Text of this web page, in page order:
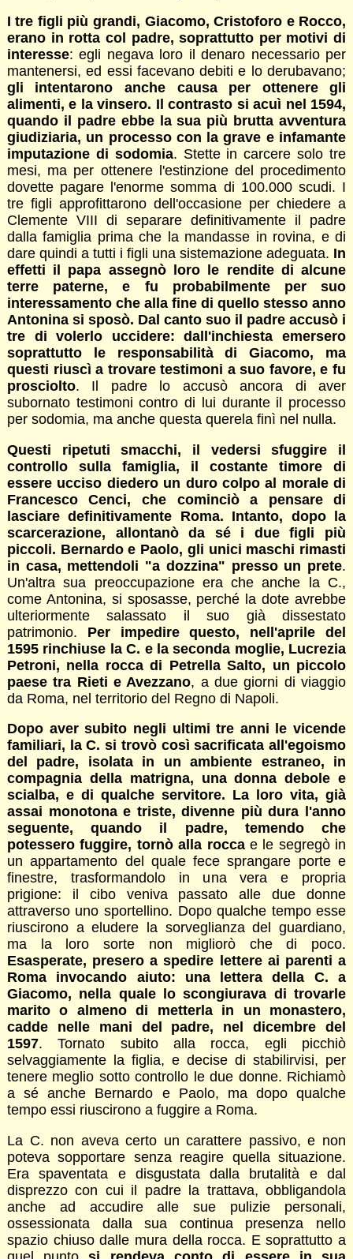
I tre figli più grandi, Giacomo, Cristoforo e Rocco,
erano in rotta col padre, soprattutto per motivi di
interesse: egli negava loro il denaro necessario per
mantenersi, ed essi facevano debiti e lo derubavano;
gli intentarono anche causa per ottenere gli
alimenti, e la vinsero. Il contrasto si acuì nel 1594,
quando il padre ebbe la sua più brutta avventura
giudiziaria, un processo con la grave e infamante
imputazione di sodomia. Stette in carcere solo tre
mesi, ma per ottenere l'estinzione del procedimento
dovette pagare l'enorme somma di 100.000 scudi. I
tre figli approfittarono dell'occasione per chiedere a
Clemente VIII di separare definitivamente il padre
dalla famiglia prima che la mandasse in rovina, e di
dare quindi a tutti i figli una sistemazione adeguata. In
effetti il papa assegnò loro le rendite di alcune
terre paterne, e fu probabilmente per suo
interessamento che alla fine di quello stesso anno
Antonina si sposò. Dal canto suo il padre accusò i
tre di volerlo uccidere: dall'inchiesta emersero
soprattutto le responsabilità di Giacomo, ma
questi riuscì a trovare testimoni a suo favore, e fu
prosciolto. Il padre lo accusò ancora di aver
subornato testimoni contro di lui durante il processo
per sodomia, ma anche questa querela finì nel nulla.
Questi ripetuti smacchi, il vedersi sfuggire il
controllo sulla famiglia, il costante timore di
essere ucciso diedero un duro colpo al morale di
Francesco Cenci, che cominciò a pensare di
lasciare definitivamente Roma. Intanto, dopo la
scarcerazione, allontanò da sé i due figli più
piccoli. Bernardo e Paolo, gli unici maschi rimasti
in casa, mettendoli "a dozzina" presso un prete.
Un'altra sua preoccupazione era che anche la C.,
come Antonina, si sposasse, perché la dote avrebbe
ulteriormente salassato il suo già dissestato
patrimonio. Per impedire questo, nell'aprile del
1595 rinchiuse la C. e la seconda moglie, Lucrezia
Petroni, nella rocca di Petrella Salto, un piccolo
paese tra Rieti e Avezzano, a due giorni di viaggio
da Roma, nel territorio del Regno di Napoli.
Dopo aver subito negli ultimi tre anni le vicende
familiari, la C. si trovò così sacrificata all'egoismo
del padre, isolata in un ambiente estraneo, in
compagnia della matrigna, una donna debole e
scialba, e di qualche servitore. La loro vita, già
assai monotona e triste, divenne più dura l'anno
seguente, quando il padre, temendo che
potessero fuggire, tornò alla roccae le segregò in
un appartamento del quale fece sprangare porte e
finestre, trasformandolo in una vera e propria
prigione: il cibo veniva passato alle due donne
attraverso uno sportellino. Dopo qualche tempo esse
riuscirono a eludere la sorveglianza del guardiano,
ma la loro sorte non migliorò che di poco.
Esasperate, presero a spedire lettere ai parenti a
Roma invocando aiuto: una lettera della C. a
Giacomo, nella quale lo scongiurava di trovarle
marito o almeno di metterla in un monastero,
cadde nelle mani del padre, nel dicembre del
1597. Tornato subito alla rocca, egli picchiò
selvaggiamente la figlia, e decise di stabilirvisi, per
tenere meglio sotto controllo le due donne. Richiamò
a sé anche Bernardo e Paolo, ma dopo qualche
tempo essi riuscirono a fuggire a Roma.
La C. non aveva certo un carattere passivo, e non
poteva sopportare senza reagire quella situazione.
Era spaventata e disgustata dalla brutalità e dal
disprezzo con cui il padre la trattava, obbligandola
anche ad accudire alle sue pulizie personali,
ossessionata dalla sua continua presenza nello
spazio chiuso dalle mura della rocca. E soprattutto a